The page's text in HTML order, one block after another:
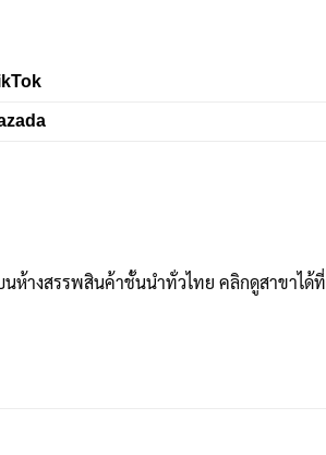
ห้างสรรพสินค้าชั้นนำทั่วไทย คลิกดูสาขาได้ที่